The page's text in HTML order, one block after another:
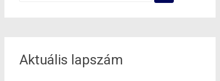
Aktuális lapszám